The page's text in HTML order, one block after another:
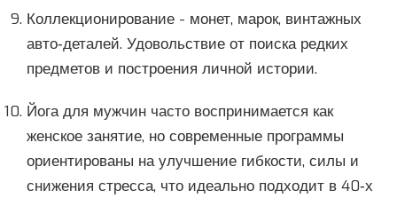
Коллекционирование - монет, марок, винтажных
авто‑деталей. Удовольствие от поиска редких
предметов и построения личной истории.
Йогадля мужчин часто воспринимается как
женское занятие, но современные программы
ориентированы на улучшение гибкости, силы и
снижения стресса, что идеально подходит в 40‑х